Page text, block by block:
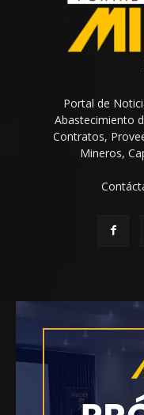
Portal de
Abastecimiento
Contratos,
Mineros,